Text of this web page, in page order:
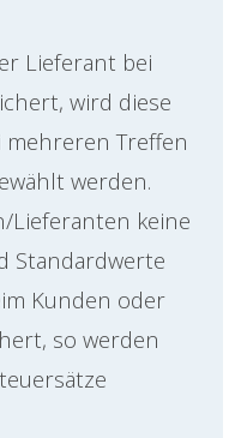
Lieferant bei
wird diese
mehreren Treffen
werden.
Lieferanten keine
Standardwerte
Kunden oder
so werden